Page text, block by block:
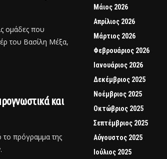
ομάδες που
του Βασίλη Μέξα,
και
το πρόγραμμα της
Μάιος 2026
Απρίλιος 2026
Μάρτιος 2026
Φεβρουάριος 2026
Ιανουάριος 2026
Δεκέμβριος 2025
Νοέμβριος 2025
Οκτώβριος 2025
Σεπτέμβριος 2025
Αύγουστος 2025
Ιούλιος 2025